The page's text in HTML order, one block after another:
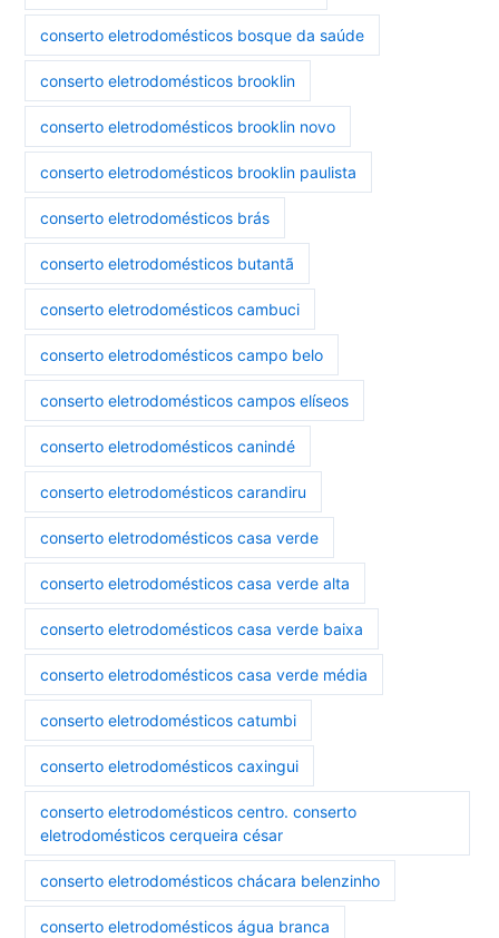
conserto eletrodomésticos bosque da saúde
conserto eletrodomésticos brooklin
conserto eletrodomésticos brooklin novo
conserto eletrodomésticos brooklin paulista
conserto eletrodomésticos brás
conserto eletrodomésticos butantã
conserto eletrodomésticos cambuci
conserto eletrodomésticos campo belo
conserto eletrodomésticos campos elíseos
conserto eletrodomésticos canindé
conserto eletrodomésticos carandiru
conserto eletrodomésticos casa verde
conserto eletrodomésticos casa verde alta
conserto eletrodomésticos casa verde baixa
conserto eletrodomésticos casa verde média
conserto eletrodomésticos catumbi
conserto eletrodomésticos caxingui
conserto eletrodomésticos centro. conserto
eletrodomésticos cerqueira césar
conserto eletrodomésticos chácara belenzinho
conserto eletrodomésticos água branca